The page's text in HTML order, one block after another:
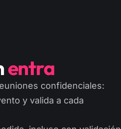
entra
confidenciales:
y valida a cada